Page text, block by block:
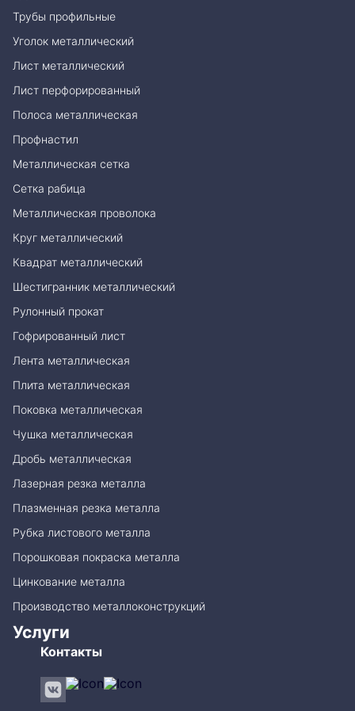
Трубы профильные
Уголок металлический
Лист металлический
Лист перфорированный
Полоса металлическая
Профнастил
Металлическая сетка
Сетка рабица
Металлическая проволока
Круг металлический
Квадрат металлический
Шестигранник металлический
Рулонный прокат
Гофрированный лист
Лента металлическая
Плита металлическая
Поковка металлическая
Чушка металлическая
Дробь металлическая
Лазерная резка металла
Плазменная резка металла
Рубка листового металла
Порошковая покраска металла
Цинкование металла
Производство металлоконструкций
Услуги
Контакты